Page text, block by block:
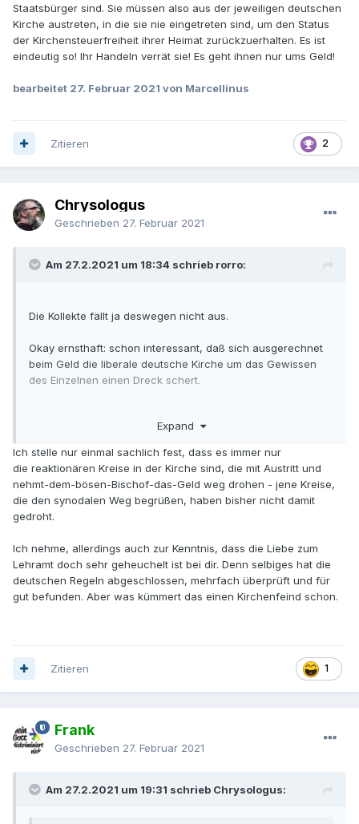
Staatsbürger sind. Sie müssen also aus der jeweiligen deutschen
Kirche austreten, in die sie nie eingetreten sind, um den Status
der Kirchensteuerfreiheit ihrer Heimat zurückzuerhalten. Es ist
eindeutig so! Ihr Handeln verrät sie! Es geht ihnen nur ums Geld!
bearbeitet 27. Februar 2021 von Marcellinus
2
Zitieren
Chrysologus
Geschrieben 27. Februar 2021
Am 27.2.2021 um 18:34 schrieb rorro:
Die Kollekte fällt ja deswegen nicht aus.
Okay ernsthaft: schon interessant, daß sich ausgerechnet
beim Geld die liberale deutsche Kirche um das Gewissen
des Einzelnen einen Dreck schert.
Expand
Ich stelle nur einmal sachlich fest, dass es immer nur
die reaktionären Kreise in der Kirche sind, die mit Austritt und
nehmt-dem-bösen-Bischof-das-Geld weg drohen - jene Kreise,
die den synodalen Weg begrüßen, haben bisher nicht damit
gedroht.
Ich nehme, allerdings auch zur Kenntnis, dass die Liebe zum
Lehramt doch sehr geheuchelt ist bei dir. Denn selbiges hat die
deutschen Regeln abgeschlossen, mehrfach überprüft und für
gut befunden. Aber was kümmert das einen Kirchenfeind schon.
1
Zitieren
Frank
Geschrieben 27. Februar 2021
Am 27.2.2021 um 19:31 schrieb Chrysologus: